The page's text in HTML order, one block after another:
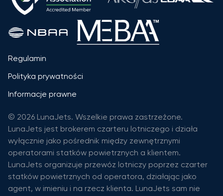
Regulamin
Polityka prywatności
Informacje prawne
© 2026 LunaJets. Wszelkie prawa zastrzeżone.
LunaJets jest brokerem czarteru lotniczego i działa
wyłącznie jako pośrednik między zewnętrznymi
operatorami statków powietrznych a klientem.
LunaJets organizuje przewóz lotniczy poprzez czarter
statków powietrznych od operatora, działając jako
agent, w imieniu i na rzecz klienta. LunaJets sam nie